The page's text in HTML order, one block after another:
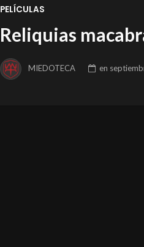
PELÍCULAS
Reliquias
MIEDOTECA en